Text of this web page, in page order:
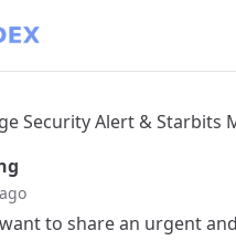
Security Alert & Starbits
to share an urgent and